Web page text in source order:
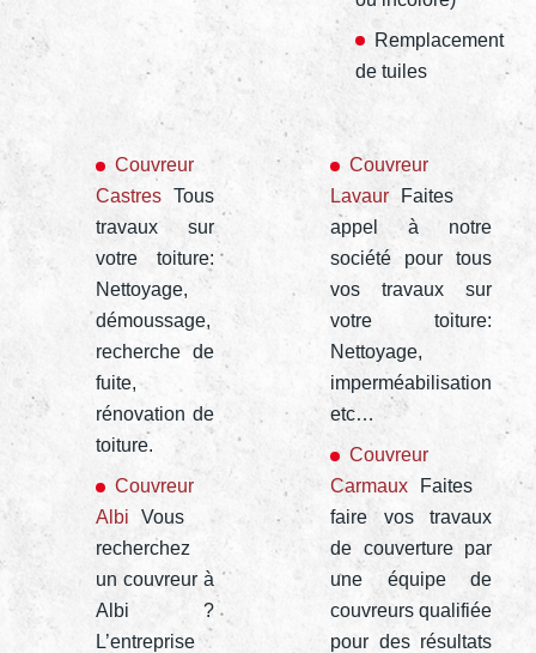
Remplacement
de tuiles
Couvreur
Castres Tous
travaux sur
votre toiture:
Nettoyage,
démoussage,
recherche de
fuite,
rénovation de
toiture.
Couvreur
Albi
Vous
recherchez
un couvreur à
Albi ?
L’entreprise
Couvreur
Lavaur
Faites
appel à notre
société pour tous
vos travaux sur
votre toiture:
Nettoyage,
imperméabilisation
etc…
Couvreur
Carmaux
Faites
faire vos travaux
de couverture par
une équipe de
couvreurs qualifiée
pour des résultats